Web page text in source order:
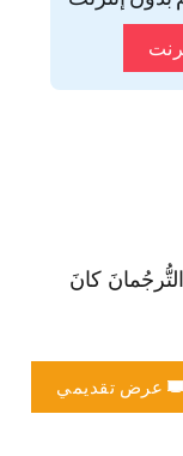
كانَ
عرض تقديمي